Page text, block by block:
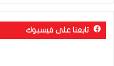
تابعنا على فيسبوك